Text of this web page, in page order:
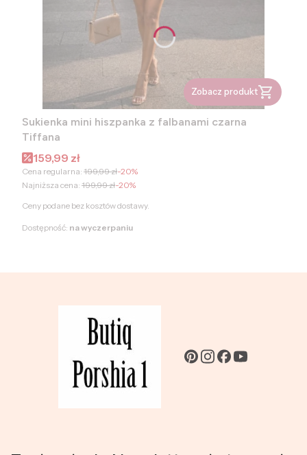
Zobacz produkt
Sukienka mini hiszpanka z falbanami czarna
Tiffana
Cena promocyjna
159,99 zł
Cena regularna: 199,99 zł-20%
Najniższa cena: 199,99 zł-20%
Ceny podane bez kosztów dostawy.
Dostępność: na wyczerpaniu